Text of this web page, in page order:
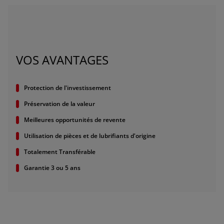
East and Pacific (English)
Europe (Deutsch)
(Deutsch)
VOS AVANTAGES
Protection de l'investissement
Préservation de la valeur
Meilleures opportunités de revente
Utilisation de pièces et de lubrifiants d'origine
Totalement Transférable
Garantie 3 ou 5 ans